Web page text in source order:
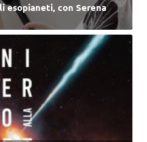
esopianeti, con Serena